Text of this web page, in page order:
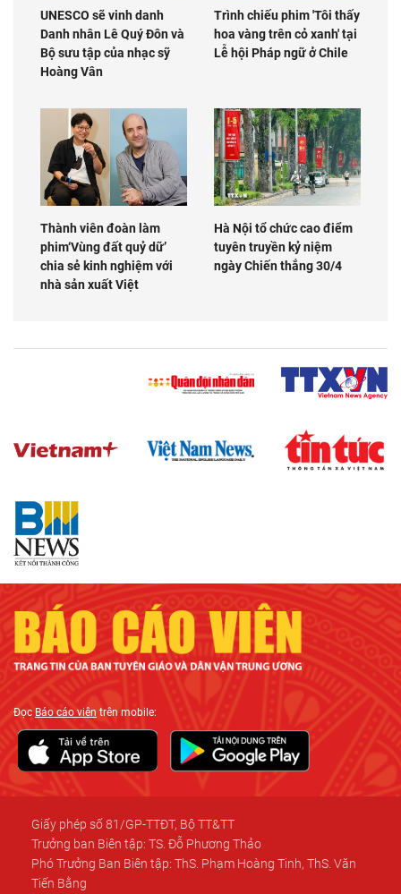
UNESCO sẽ vinh danh
Danh nhân Lê Quý Đôn và
Bộ sưu tập của nhạc sỹ
Hoàng Vân
Trình chiếu phim 'Tôi thấy
hoa vàng trên cỏ xanh' tại
Lễ hội Pháp ngữ ở Chile
Thành viên đoàn làm
phim‘Vùng đất quỷ dữ’
chia sẻ kinh nghiệm với
nhà sản xuất Việt
Hà Nội tổ chức cao điểm
tuyên truyền kỷ niệm
ngày Chiến thắng 30/4
Đọc Báo cáo viêntrên mobile:
Giấy phép số 81/GP-TTĐT, Bộ TT&TT
Trưởng ban Biên tập: TS. Đỗ Phương Thảo
Phó Trưởng Ban Biên tập: ThS. Phạm Hoàng Tinh, ThS. Văn
Tiến Bằng